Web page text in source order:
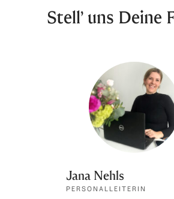
Stell’ uns Deine
Jana Nehls
PERSONALLEITERIN